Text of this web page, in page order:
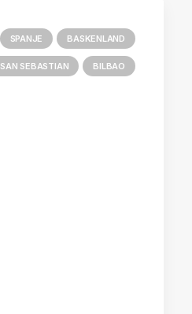
SPANJE BASKENLAND
SAN SEBASTIAN BILBAO